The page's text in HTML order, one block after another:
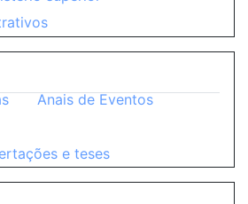
Anais de Eventos
e teses